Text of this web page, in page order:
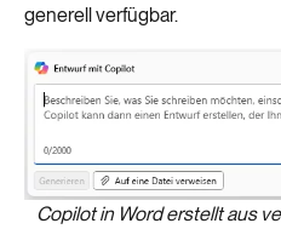
generell verfügbar.
Copilot in Word erstellt aus